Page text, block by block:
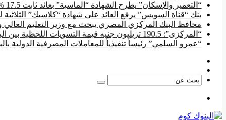
“التعمير والإسكان” يطرح الشهادة “الماسية” بعائد ثابت 17.5 % سنوياً
بنك “قناة السويس” يرفع العائد على شهادة “كلاسيك” الثلاثية لـ 17.85
محافظ البنك المركزي المصري يبحث مع وزير التعليم العالي
“المركزى”: 190.5 تريليون جنيه قيمة التسويات اللحظية بين البنوك منذ بداية 2026
“عمرو السلمي” رئيساً تنفيذياً للمعاملات المصرفية الدولية
بحث